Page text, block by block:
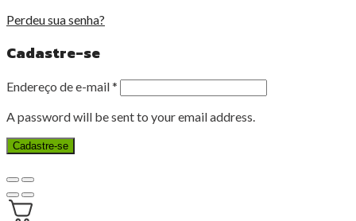
Perdeu sua senha?
Cadastre-se
Endereço de e-mail*
A password will be sent to your email address.
Cadastre-se